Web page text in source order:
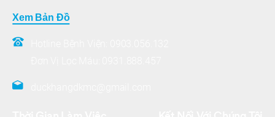
Xem Bản Đồ